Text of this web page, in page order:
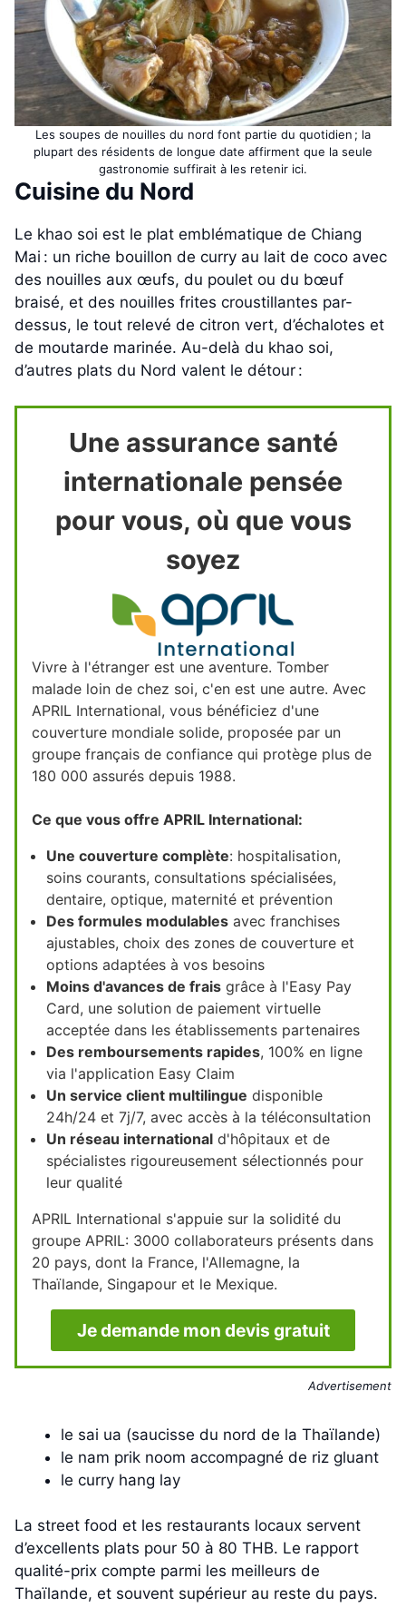
Les soupes de nouilles du nord font partie du quotidien ; la
plupart des résidents de longue date affirment que la seule
gastronomie suffirait à les retenir ici.
Cuisine du Nord
Le khao soi est le plat emblématique de Chiang
Mai : un riche bouillon de curry au lait de coco avec
des nouilles aux œufs, du poulet ou du bœuf
braisé, et des nouilles frites croustillantes par-
dessus, le tout relevé de citron vert, d’échalotes et
de moutarde marinée. Au-delà du khao soi,
d’autres plats du Nord valent le détour :
Une assurance santé
internationale pensée
pour vous, où que vous
soyez
Vivre à l'étranger est une aventure. Tomber
malade loin de chez soi, c'en est une autre. Avec
APRIL International, vous bénéficiez d'une
couverture mondiale solide, proposée par un
groupe français de confiance qui protège plus de
180 000 assurés depuis 1988.
Ce que vous offre APRIL International:
Une couverture complète: hospitalisation,
soins courants, consultations spécialisées,
dentaire, optique, maternité et prévention
Des formules modulables avec franchises
ajustables, choix des zones de couverture et
options adaptées à vos besoins
Moins d'avances de frais grâce à l'Easy Pay
Card, une solution de paiement virtuelle
acceptée dans les établissements partenaires
Des remboursements rapides, 100% en ligne
via l'application Easy Claim
Un service client multilingue disponible
24h/24 et 7j/7, avec accès à la téléconsultation
Un réseau international d'hôpitaux et de
spécialistes rigoureusement sélectionnés pour
leur qualité
APRIL International s'appuie sur la solidité du
groupe APRIL: 3000 collaborateurs présents dans
20 pays, dont la France, l'Allemagne, la
Thaïlande, Singapour et le Mexique.
Je demande mon devis gratuit
Advertisement
le sai ua (saucisse du nord de la Thaïlande)
le nam prik noom accompagné de riz gluant
le curry hang lay
La street food et les restaurants locaux servent
d’excellents plats pour 50 à 80 THB. Le rapport
qualité-prix compte parmi les meilleurs de
Thaïlande, et souvent supérieur au reste du pays.